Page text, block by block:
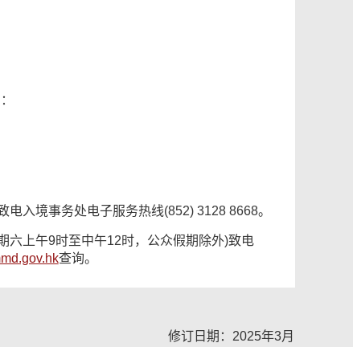
入境事务处电子服务热线(852) 3128 8668。
六上午9时至中午12时，公众假期除外)致电
查询。
修订日期：2025年3月